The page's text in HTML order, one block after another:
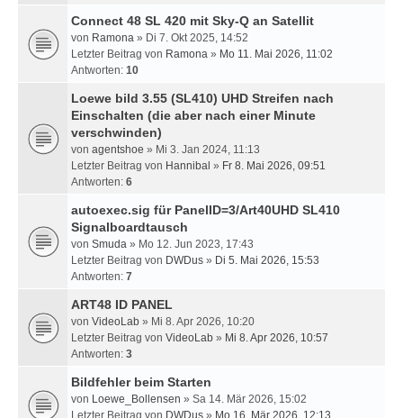
Connect 48 SL 420 mit Sky-Q an Satellit
von Ramona » Di 7. Okt 2025, 14:52
Letzter Beitrag von Ramona » Mo 11. Mai 2026, 11:02
Antworten: 10
Loewe bild 3.55 (SL410) UHD Streifen nach
Einschalten (die aber nach einer Minute
verschwinden)
von agentshoe » Mi 3. Jan 2024, 11:13
Letzter Beitrag von Hannibal » Fr 8. Mai 2026, 09:51
Antworten: 6
autoexec.sig für PanelID=3/Art40UHD SL410
Signalboardtausch
von Smuda » Mo 12. Jun 2023, 17:43
Letzter Beitrag von DWDus » Di 5. Mai 2026, 15:53
Antworten: 7
ART48 ID PANEL
von VideoLab » Mi 8. Apr 2026, 10:20
Letzter Beitrag von VideoLab » Mi 8. Apr 2026, 10:57
Antworten: 3
Bildfehler beim Starten
von Loewe_Bollensen » Sa 14. Mär 2026, 15:02
Letzter Beitrag von DWDus » Mo 16. Mär 2026, 12:13